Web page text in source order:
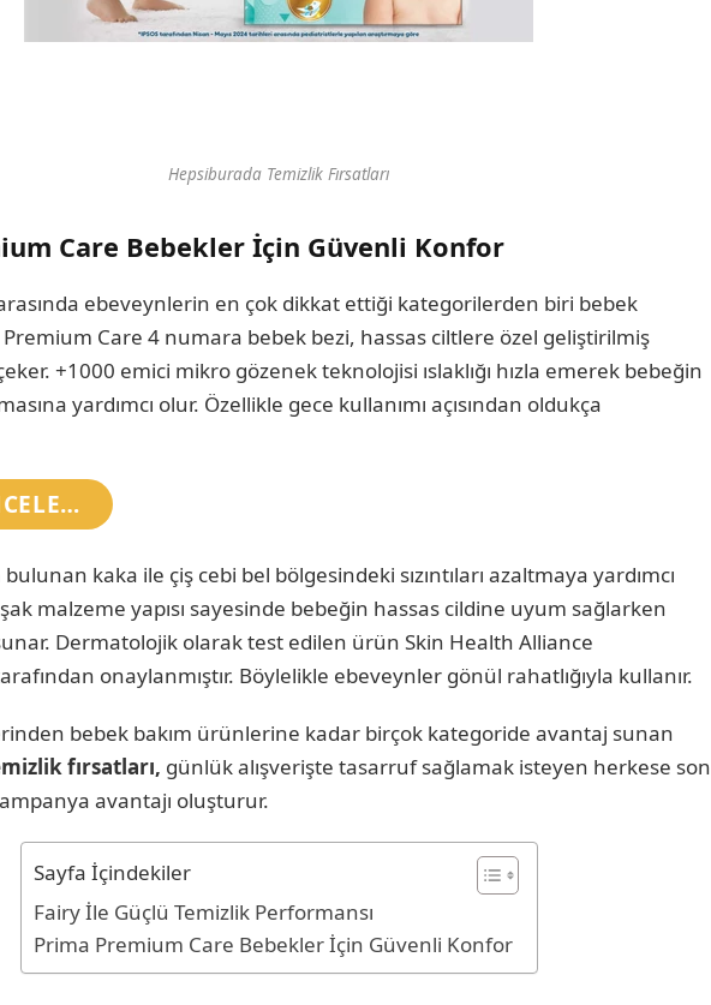
Hepsiburada Temizlik Fırsatları
Care Bebekler İçin Güvenli Konfor
ebeveynlerin en çok dikkat ettiği kategorilerden biri bebek
Care 4 numara bebek bezi, hassas ciltlere özel geliştirilmiş
+1000 emici mikro gözenek teknolojisi ıslaklığı hızla emerek bebeğin
yardımcı olur. Özellikle gece kullanımı açısından oldukça
bulunan kaka ile çiş cebi bel bölgesindeki sızıntıları azaltmaya yardımcı
malzeme yapısı sayesinde bebeğin hassas cildine uyum sağlarken
Dermatolojik olarak test edilen ürün Skin Health Alliance
onaylanmıştır. Böylelikle ebeveynler gönül rahatlığıyla kullanır.
bebek bakım ürünlerine kadar birçok kategoride avantaj sunan
fırsatları, günlük alışverişte tasarruf sağlamak isteyen herkese son
avantajı oluşturur.
Sayfa İçindekiler
Fairy İle Güçlü Temizlik Performansı
Prima Premium Care Bebekler İçin Güvenli Konfor